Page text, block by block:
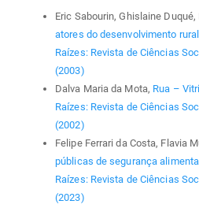
Eric Sabourin, Ghislaine
atores do desenvolvimento
Raízes: Revista de Ciências
(2003)
Dalva Maria da Mota, Rua –
Raízes: Revista de Ciências
(2002)
Felipe Ferrari da Costa, Flavia
públicas de segurança
Raízes: Revista de Ciências
(2023)